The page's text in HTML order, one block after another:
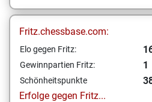
Fritz.chessbase.com:
Elo gegen Fritz:
Gewinnpartien Fritz: 1
Schönheitspunkte
Erfolge gegen Fritz...